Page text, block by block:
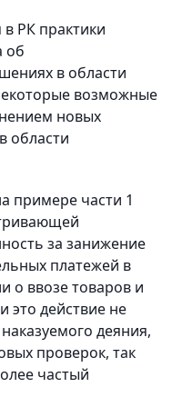
РК практики
об
в области
возможные
новых
области
примере части 1
за занижение
платежей в
о ввозе товаров и
это действие не
деяния,
проверок, так
частый